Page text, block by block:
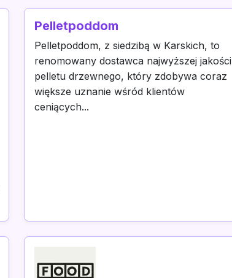
Pelletpoddom
Pelletpoddom, z siedzibą w Karskich, to
renomowany dostawca najwyższej jakości
pelletu drzewnego, który zdobywa coraz
większe uznanie wśród klientów
ceniących...